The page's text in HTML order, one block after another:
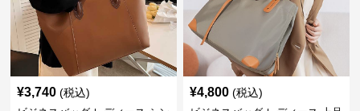
¥3,740 (税込) ¥4,800 (税込)